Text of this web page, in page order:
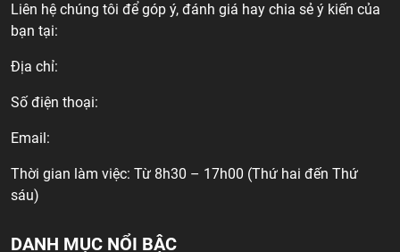
Liên hệ chúng tôi để góp ý, đánh giá hay chia sẻ ý kiến của
bạn tại:
Địa chỉ:
Số điện thoại:
Email:
Thời gian làm việc: Từ 8h30 – 17h00 (Thứ hai đến Thứ
sáu)
DANH MỤC NỔI BẬC